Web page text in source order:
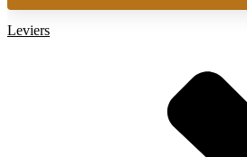
Leviers